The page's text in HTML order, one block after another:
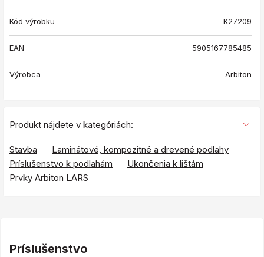
Kód výrobku K27209
EAN 5905167785485
Výrobca Arbiton
Produkt nájdete v kategóriách:
Stavba
Laminátové, kompozitné a drevené podlahy
Príslušenstvo k podlahám
Ukončenia k lištám
Prvky Arbiton LARS
Príslušenstvo